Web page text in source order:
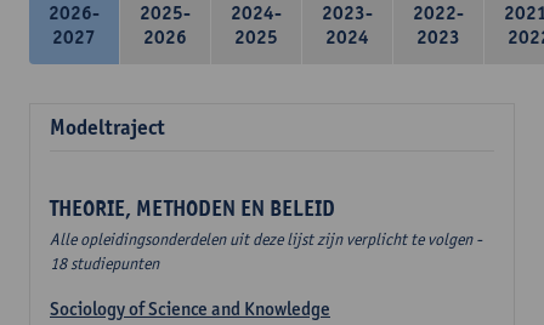
2026-
2027
2025-
2026
2024-
2025
2023-
2024
2022-
2023
Modeltraject
THEORIE, METHODEN EN BELEID
Alle opleidingsonderdelen uit deze lijst zijn verplicht te volgen -
18 studiepunten
Sociology of Science and Knowledge